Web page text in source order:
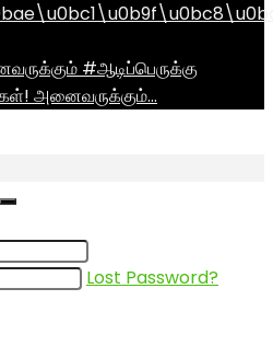
#ஆடிப்பெருக்கு
அனைவருக்கும்…
Lost Password?